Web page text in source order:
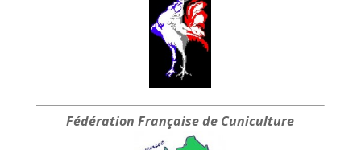
Fédération Française de Cuniculture